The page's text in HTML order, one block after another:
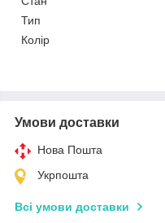
Тип
Колір
Умови доставки
Нова Пошта
Укрпошта
Всі умови доставки